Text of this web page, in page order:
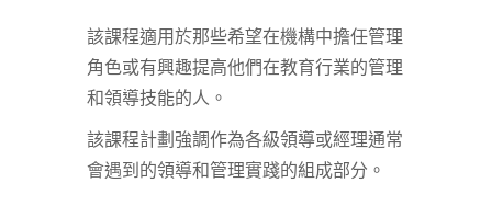
該課程適用於那些希望在機構中擔任管理
角色或有興趣提高他們在教育行業的管理
和領導技能的人。
該課程計劃強調作為各級領導或經理通常
會遇到的領導和管理實踐的組成部分。